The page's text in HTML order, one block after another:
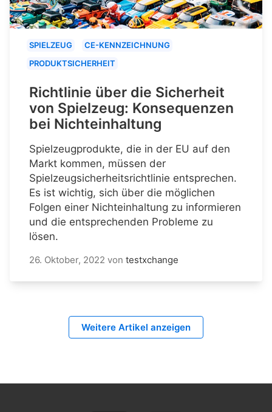
SPIELZEUG
CE-KENNZEICHNUNG
PRODUKTSICHERHEIT
Richtlinie über die Sicherheit
von Spielzeug: Konsequenzen
bei Nichteinhaltung
Spielzeugprodukte, die in der EU auf den
Markt kommen, müssen der
Spielzeugsicherheitsrichtlinie entsprechen.
Es ist wichtig, sich über die möglichen
Folgen einer Nichteinhaltung zu informieren
und die entsprechenden Probleme zu
lösen.
26. Oktober, 2022 von testxchange
Weitere Artikel anzeigen